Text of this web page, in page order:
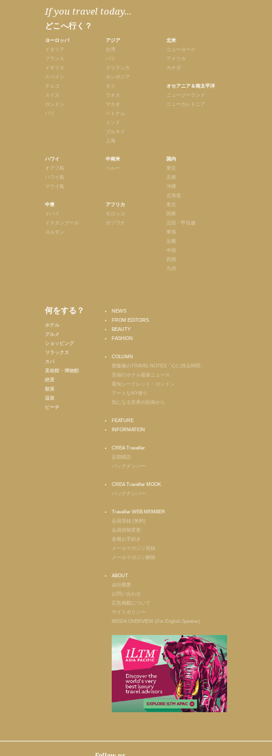
If you travel today...
どこへ行く？
ヨーロッパ
イタリア
フランス
イギリス
スペイン
チェコ
スイス
ロンドン
パリ
ハワイ
オアフ島
ハワイ島
マウイ島
中東
ドバイ
イスタンブール
ヨルダン
アジア
台湾
バリ
スリランカ
カンボジア
タイ
ラオス
マカオ
ベトナム
インド
ブルネイ
上海
中南米
ペルー
アフリカ
モロッコ
ボツワナ
北米
ニューヨーク
アメリカ
カナダ
オセアニア＆南太平洋
ニュージーランド
ニューカレドニア
国内
東京
京都
沖縄
北海道
東北
関東
北陸・甲信越
東海
近畿
中国
四国
九州
何をする？
ホテル
グルメ
ショッピング
リラックス
スパ
美術館・博物館
絶景
散策
温泉
ビーチ
NEWS
FROM EDITORS
BEAUTY
FASHION
COLUMN
齋藤薫のTRAVEL NOTES「心に残る時間」
至福のホテル最新ニュース
最旬シークレット・ロンドン
アートなNY便り
気になる世界の街角から
FEATURE
INFORMATION
CREA Traveller
定期購読
バックナンバー
CREA Traveller MOOK
バックナンバー
Traveller WEB MEMBER
会員登録 (無料)
会員情報変更
各種お手続き
メールマガジン登録
メールマガジン解除
ABOUT
会社概要
お問い合わせ
広告掲載について
サイトポリシー
MEIDA OVERVIEW (For English Speaker)